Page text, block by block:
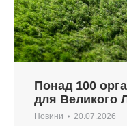
Понад 100
для Великого
Новини 20.07.2026